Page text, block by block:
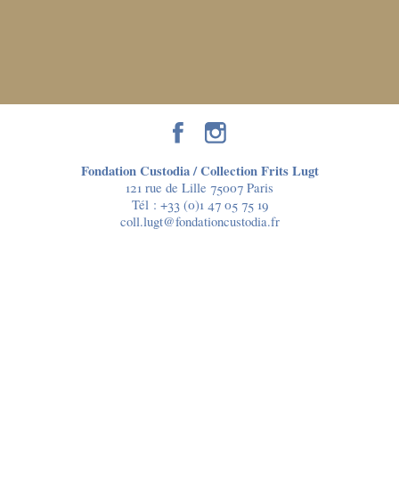
Fondation Custodia / Collection Frits Lugt
121 rue de Lille 75007 Paris
Tél : +33 (0)1 47 05 75 19
coll.lugt@fondationcustodia.fr